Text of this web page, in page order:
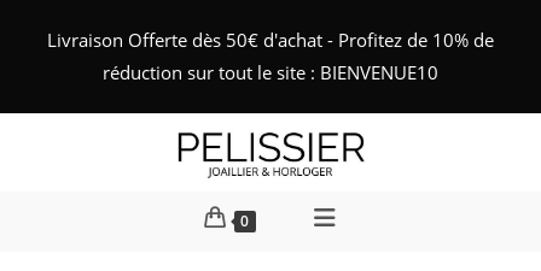
Livraison Offerte dès 50€ d'achat - Profitez de 10% de
réduction sur tout le site : BIENVENUE10
0